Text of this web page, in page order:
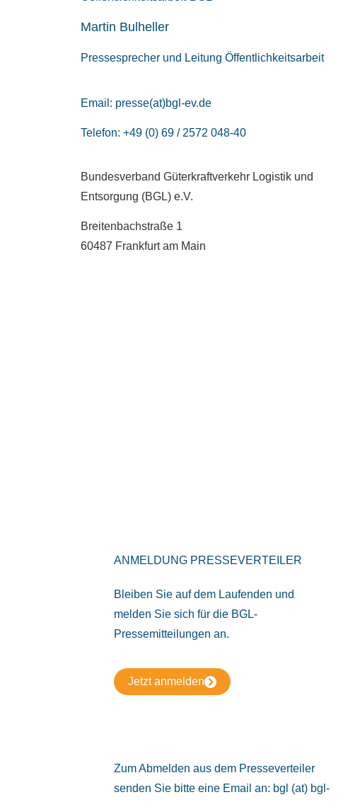
Martin Bulheller
Pressesprecher und Leitung Öffentlichkeitsarbeit
Email: presse(at)bgl-ev.de
Telefon: +49 (0) 69 / 2572 048-40
Bundesverband Güterkraftverkehr Logistik und
Entsorgung (BGL) e.V.
Breitenbachstraße 1
60487 Frankfurt am Main
ANMELDUNG PRESSEVERTEILER
Bleiben Sie auf dem Laufenden und
melden Sie sich für die BGL-
Pressemitteilungen an.
Jetzt anmelden
Zum Abmelden aus dem Presseverteiler
senden Sie bitte eine Email an: bgl (at) bgl-